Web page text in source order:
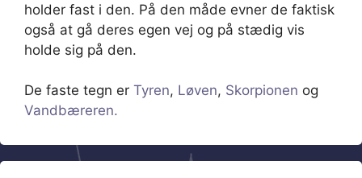
holder fast i den. På den måde evner de faktisk
også at gå deres egen vej og på stædig vis
holde sig på den.
De faste tegn er Tyren, Løven, Skorpionen og
Vandbæreren.